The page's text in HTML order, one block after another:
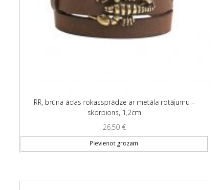
RR, brūna ādas rokassprādze ar metāla rotājumu –
skorpions, 1,2cm
26,50 €
Pievienot grozam